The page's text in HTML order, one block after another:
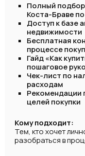
Полный
Коста-Браве
Доступ к базе
недвижимости
Бесплатная
процессе
Гайд «Как
пошаговое
Чек-лист по
расходам
Рекомендации
целей покупки
Кому подходит:
Тем, кто хочет
разобраться в